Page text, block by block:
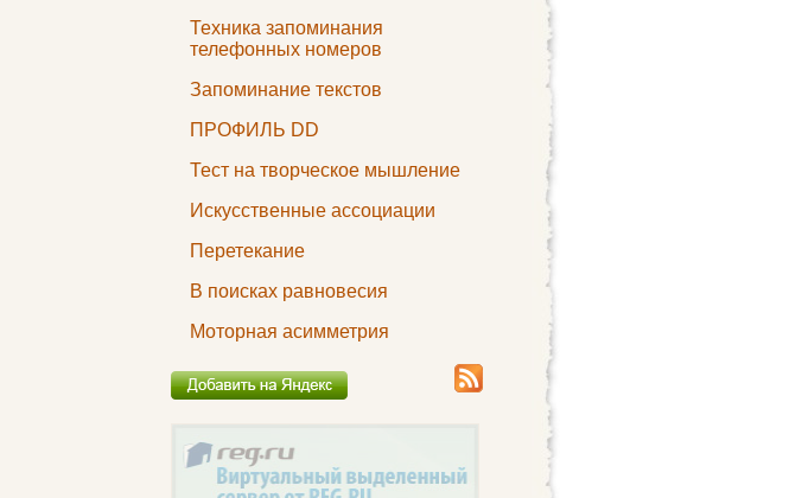
Техника запоминания
телефонных номеров
Запоминание текстов
ПРОФИЛЬ DD
Тест на творческое мышление
Искусственные ассоциации
Перетекание
В поисках равновесия
Моторная асимметрия